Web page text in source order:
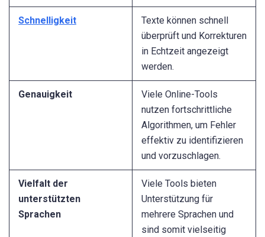
Schnelligkeit
Texte können schnell
überprüft und Korrekturen
in Echtzeit angezeigt
werden.
Genauigkeit
Viele Online-Tools
nutzen fortschrittliche
Algorithmen, um Fehler
effektiv zu identifizieren
und vorzuschlagen.
Vielfalt der
unterstützten
Sprachen
Viele Tools bieten
Unterstützung für
mehrere Sprachen und
sind somit vielseitig